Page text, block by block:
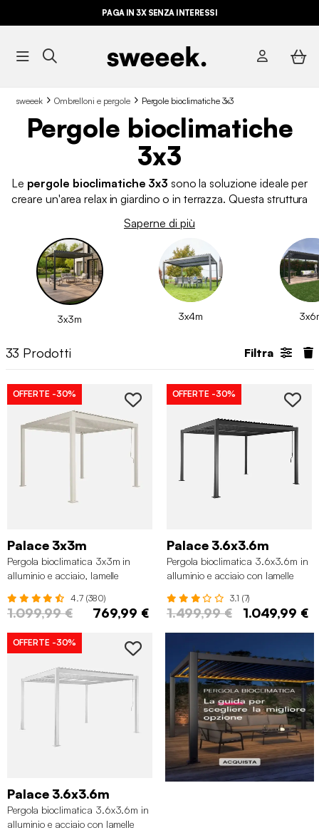
PAGA IN 3X SENZA INTERESSI
sweeek Ombrelloni e pergole Pergole bioclimatiche 3x3
Pergole bioclimatiche
3x3
Le pergole bioclimatiche 3x3 sono la soluzione ideale per
creare un'area relax in giardino o in terrazza. Questa struttura
in modo che possiate godervi il vostro spazio esterno tutto
l'anno. Le nostre pergole in alluminio 3x3 sono realizzate
con materiali di alta qualità
e sono progettate per durare a
lungo. Se avete bisogno di dimensioni maggiori, date
un'occhiata alle nostrepergole 3x4
Saperne di più
3x3m 3x4m
33 Prodotti Filtra
OFFERTE -30%
Palace 3x3m
Pergola bioclimatica 3x3m in
alluminio e acciaio, lamelle
4.7 (380)
1.099,99 € 769,99 €
OFFERTE -30%
Palace 3.6x3.6m
Pergola bioclimatica 3.6x3.6m in
alluminio e acciaio con lamelle
3.1 (7)
1.499,99 € 1.049,99 €
OFFERTE -30%
Palace 3.6x3.6m
Pergola bioclimatica 3.6x3.6m in
alluminio e acciaio con lamelle